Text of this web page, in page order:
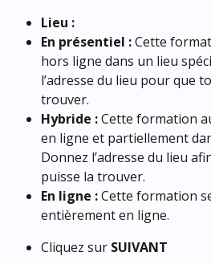
Lieu :
En présentiel : Cette
hors ligne dans un lieu
l’adresse du lieu pour que
trouver.
Hybride : Cette formation
en ligne et partiellement
Donnez l’adresse du lieu
puisse la trouver.
En ligne : Cette formation
entièrement en ligne.
Cliquez sur SUIVANT